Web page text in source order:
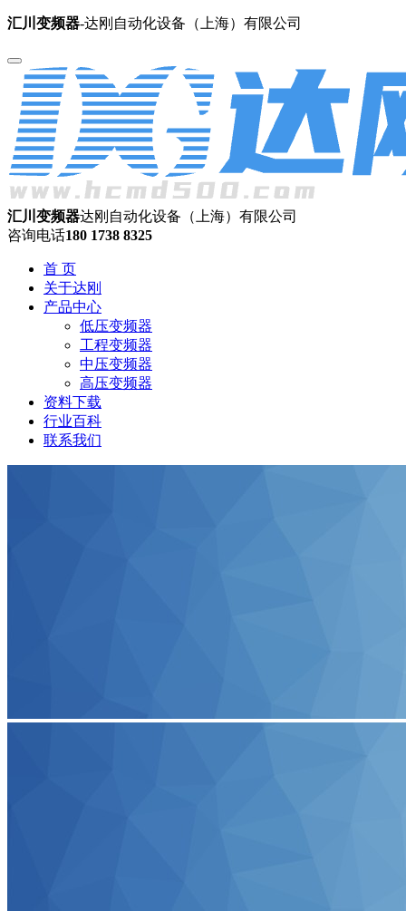
汇川变频器-达刚自动化设备（上海）有限公司
汇川变频器达刚自动化设备（上海）有限公司
咨询电话180 1738 8325
首 页
关于达刚
产品中心
低压变频器
工程变频器
中压变频器
高压变频器
资料下载
行业百科
联系我们